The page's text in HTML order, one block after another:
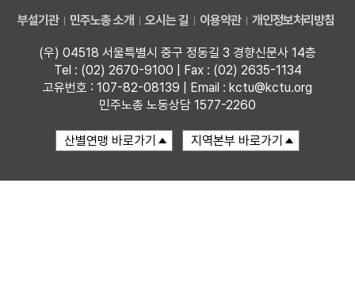
부설기관 민주노총 소개 오시는 길 이용약관 개인정보처리방침
(우) 04518 서울특별시 중구 정동길 3 경향신문사 14층
Tel : (02) 2670-9100 | Fax : (02) 2635-1134
고유번호 : 107-82-08139 | Email : kctu@kctu.org
민주노총 노동상담 1577-2260